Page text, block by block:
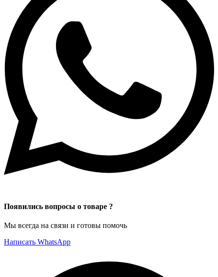
Появились вопросы о товаре ?
Мы всегда на связи и готовы помочь
Написать WhatsApp